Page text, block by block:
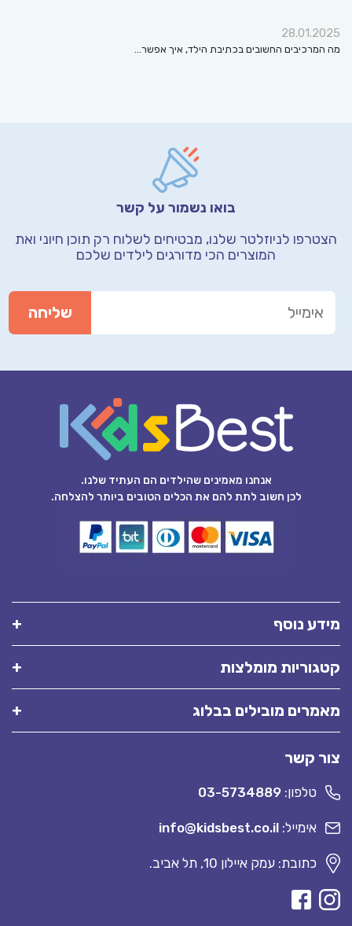
28.01.2025
מה המרכיבים החשובים בכתיבת הילד, איך אפשר…
בואו נשמור על קשר
הצטרפו לניוזלטר שלנו, מבטיחים לשלוח רק תוכן חיוני ואת
המוצרים הכי מדורגים לילדים שלכם
אנחנו מאמינים שהילדים הם העתיד שלנו.
לכן חשוב לתת להם את הכלים הטובים ביותר להצלחה.
מידע נוסף
קטגוריות מומלצות
מאמרים מובילים בבלוג
צור קשר
טלפון: 03-5734889
אימייל: info@kidsbest.co.il
כתובת: עמק איילון 10, תל אביב.